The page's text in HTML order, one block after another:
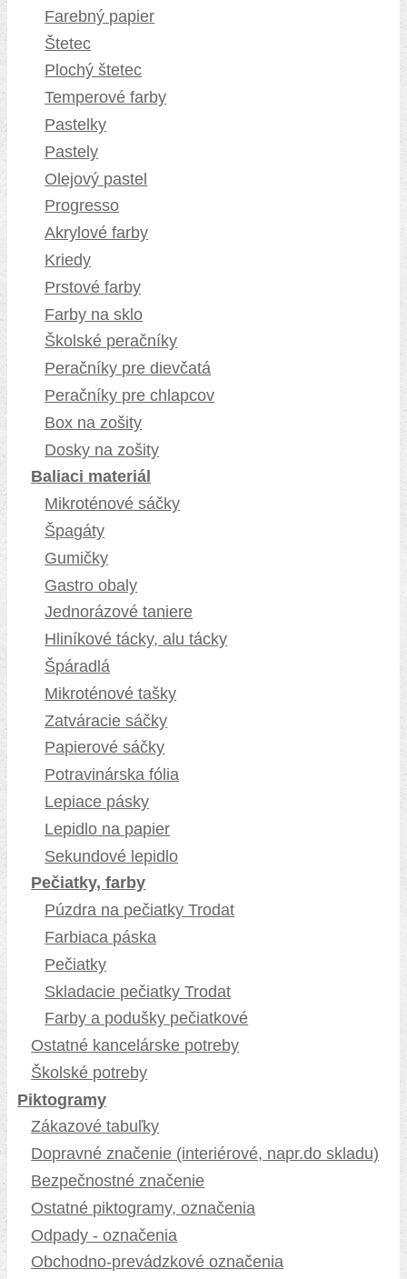
Farebný papier
Štetec
Plochý štetec
Temperové farby
Pastelky
Pastely
Olejový pastel
Progresso
Akrylové farby
Kriedy
Prstové farby
Farby na sklo
Školské peračníky
Peračníky pre dievčatá
Peračníky pre chlapcov
Box na zošity
Dosky na zošity
Baliaci materiál
Mikroténové sáčky
Špagáty
Gumičky
Gastro obaly
Jednorázové taniere
Hliníkové tácky, alu tácky
Špáradlá
Mikroténové tašky
Zatváracie sáčky
Papierové sáčky
Potravinárska fólia
Lepiace pásky
Lepidlo na papier
Sekundové lepidlo
Pečiatky, farby
Púzdra na pečiatky Trodat
Farbiaca páska
Pečiatky
Skladacie pečiatky Trodat
Farby a podušky pečiatkové
Ostatné kancelárske potreby
Školské potreby
Piktogramy
Zákazové tabuľky
Dopravné značenie (interiérové, napr.do skladu)
Bezpečnostné značenie
Ostatné piktogramy, označenia
Odpady - označenia
Obchodno-prevádzkové označenia